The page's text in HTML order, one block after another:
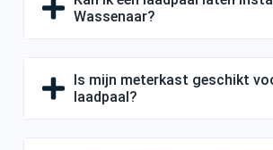
Wassenaar?
Is mijn meterkast geschikt
laadpaal?